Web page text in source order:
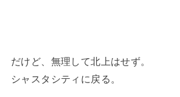
だけど、無理して北上はせず。
シャスタシティに戻る。